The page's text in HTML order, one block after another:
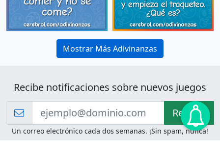
Mostrar Más Adivinanzas
Recibe notificaciones sobre nuevos juegos
Recibir!
Un correo electrónico cada dos semanas. ¡Sin spam, nunca!